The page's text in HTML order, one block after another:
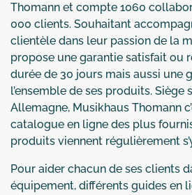
Thomann et compte 1060
000 clients. Souhaitant
clientèle dans leur passion de la
propose une garantie satisfait ou
durée de 30 jours mais aussi une
l’ensemble de ses produits. Siège
Allemagne, Musikhaus Thomann
catalogue en ligne des plus
produits viennent régulièrement
Pour aider chacun de ses clients
équipement, différents guides en